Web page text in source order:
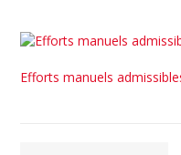
Efforts manuels
L’ARTICLE